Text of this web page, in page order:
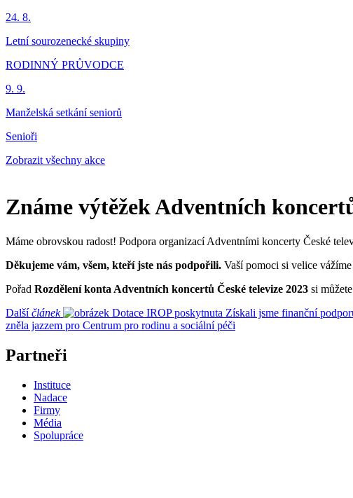
24. 8.
Letní sourozenecké skupiny
RODINNÝ PRŮVODCE
9. 9.
Manželská setkání seniorů
Senioři
Zobrazit všechny akce
Známe výtěžek Adventních
Máme obrovskou radost! Podpora organizací Adventními koncerty České
Děkujeme vám, všem, kteří jste nás podpořili. Vaší pomoci si velice
Pořad Rozdělení konta Adventních koncertů České televize 2023 si
Dalšíčlánek Získali jsme finanční
zněla jazzem pro Centrum pro rodinu a sociální péči
Partneři
Instituce
Nadace
Firmy
Média
Spolupráce